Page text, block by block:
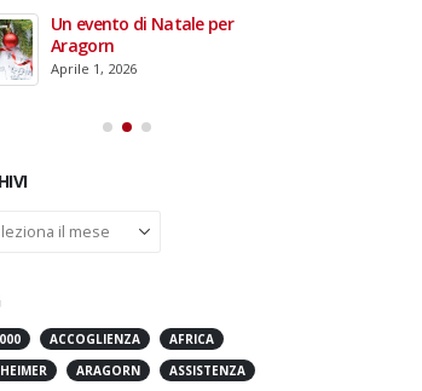
Un evento di Natale per
Aragorn
Aprile 1, 2026
ACCOGLIENZA
AFRICA
ARAGORN
ASSISTENZA